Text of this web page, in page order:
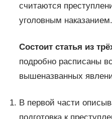
считаются
уголовным наказанием.
Состоит статья из
подробно расписаны
вышеназванных
В первой части